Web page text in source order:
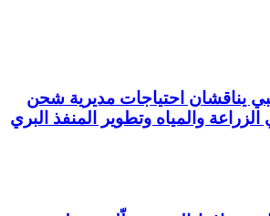
يناقشان احتياجات مديرية شحن
والمياه وتطوير المنفذ البري